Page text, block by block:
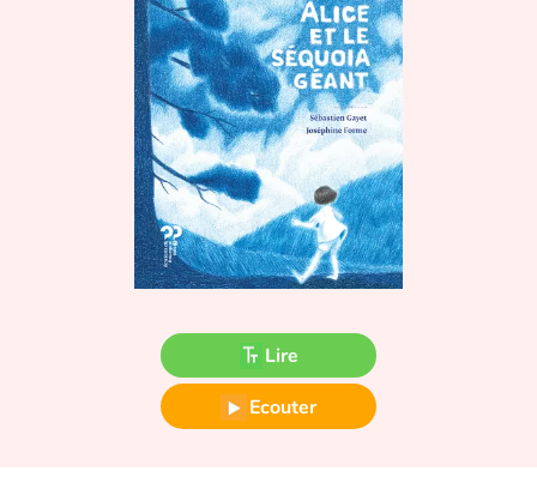
Contes d'ici et d'ailleurs
Fable, mythe, littérature et poésie
Princesses et princes, rois, reines et dragons
Héroïnes et héros
Écologie, nature, saisons
Lire
Ecouter